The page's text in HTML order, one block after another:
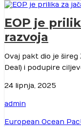
EOP je
razvoja
Ovaj pakt dio je šireg
Deal) i podupire
24 lipnja, 2025
admin
European Ocean